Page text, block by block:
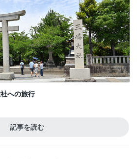
への旅行
記事を読む